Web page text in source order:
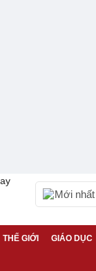
Mới nhất
THẾ GIỚI GIÁO DỤC